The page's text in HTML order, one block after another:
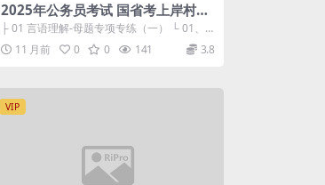
2025年公务员考试 国省考上岸村雨
菲言语母题研究课
├ 01 言语理解-母题专项专练（一） └ 01、0
1 言语理解-母题专项专练（...
11 月前 0 0 141 3.8
VIP